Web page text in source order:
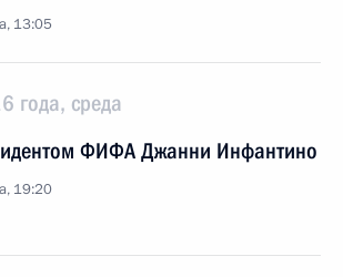
13:05
года, среда
ФИФА Джанни Инфантино
19:20